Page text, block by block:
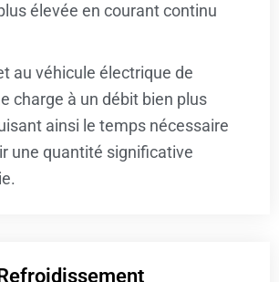
élevée en courant continu
au véhicule électrique de
charge à un débit bien plus
ainsi le temps nécessaire
une quantité significative
Refroidissement